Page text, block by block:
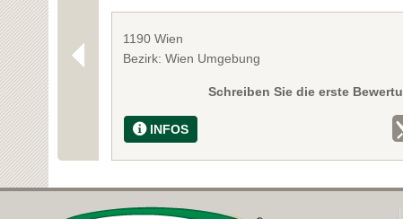
1190 Wien
Bezirk: Wien Umgebung
Schreiben Sie die erste
INFOS